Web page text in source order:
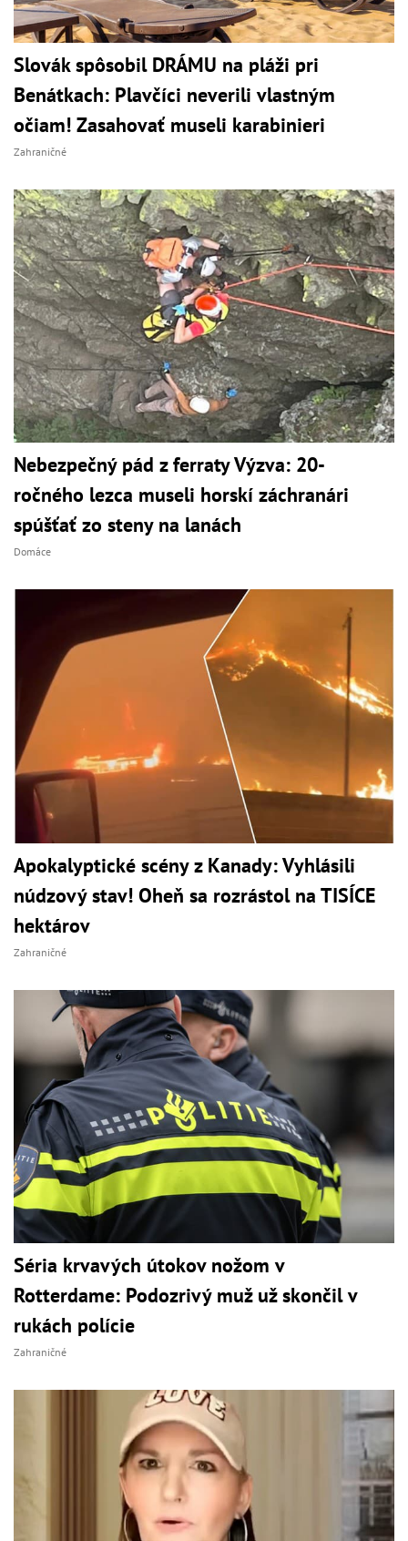
Slovák spôsobil DRÁMU na pláži pri
Benátkach: Plavčíci neverili vlastným
očiam! Zasahovať museli karabinieri
Zahraničné
Nebezpečný pád z ferraty Výzva: 20-
ročného lezca museli horskí záchranári
spúšťať zo steny na lanách
Domáce
Apokalyptické scény z Kanady: Vyhlásili
núdzový stav! Oheň sa rozrástol na TISÍCE
hektárov
Zahraničné
Séria krvavých útokov nožom v
Rotterdame: Podozrivý muž už skončil v
rukách polície
Zahraničné